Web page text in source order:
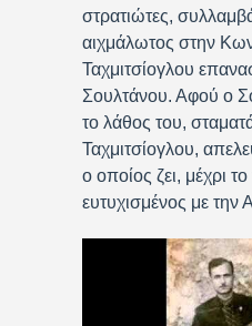
στρατιώτες,
αιχμάλωτος στην
Ταχμιτσίογλου
Σουλτάνου. Αφού ο
το λάθος του,
Ταχμιτσίογλου,
ο οποίος ζει, μέχρι
ευτυχισμένος με την